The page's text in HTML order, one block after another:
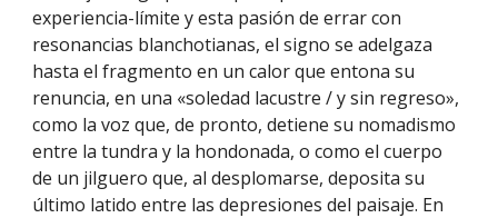
experiencia-límite y esta pasión de errar con
resonancias blanchotianas, el signo se adelgaza
hasta el fragmento en un calor que entona su
renuncia, en una «soledad lacustre / y sin regreso»,
como la voz que, de pronto, detiene su nomadismo
entre la tundra y la hondonada, o como el cuerpo
de un jilguero que, al desplomarse, deposita su
último latido entre las depresiones del paisaje. En